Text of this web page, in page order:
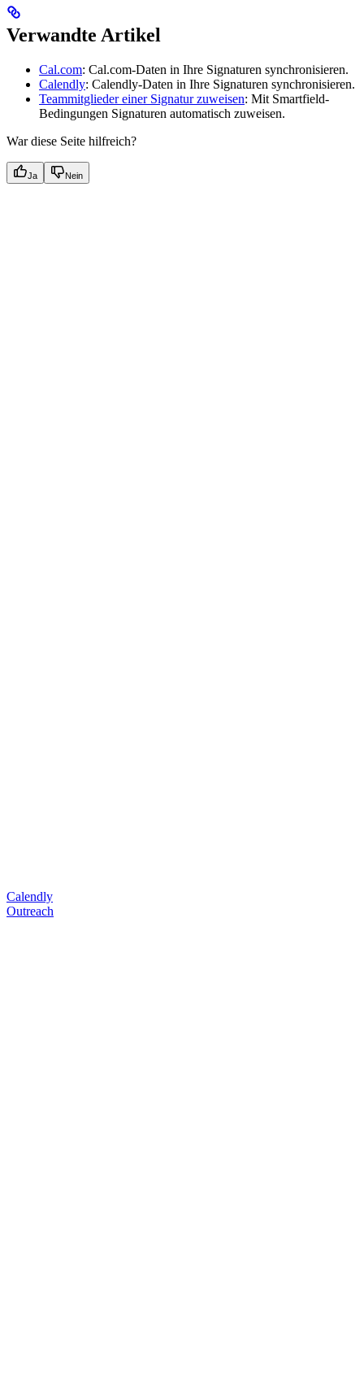
Verwandte Artikel
Cal.com: Cal.com-Daten in Ihre Signaturen synchronisieren.
Calendly: Calendly-Daten in Ihre Signaturen synchronisieren.
Teammitglieder einer Signatur zuweisen: Mit Smartfield-
Bedingungen Signaturen automatisch zuweisen.
War diese Seite hilfreich?
Ja Nein
Calendly
Outreach